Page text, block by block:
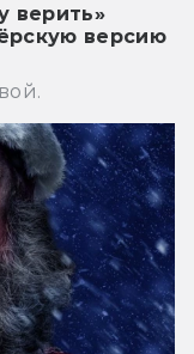
верить»
версию